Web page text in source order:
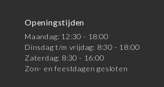
Openingstijden
Maandag: 12:30 - 18:00
Dinsdag t/m vrijdag: 8:30 - 18:00
Zaterdag: 8:30 - 16:00
Zon- en feestdagen gesloten